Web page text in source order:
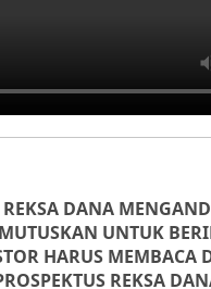
DANA
UNTUK
HARUS MEMBACA
REKSA